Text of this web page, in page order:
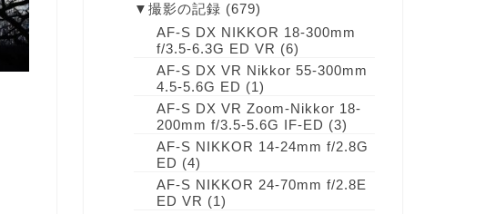
▼ 撮影の記録 (679)
AF-S DX NIKKOR 18-300mm
f/3.5-6.3G ED VR (6)
AF-S DX VR Nikkor 55-300mm
4.5-5.6G ED (1)
AF-S DX VR Zoom-Nikkor 18-
200mm f/3.5-5.6G IF-ED (3)
AF-S NIKKOR 14-24mm f/2.8G
ED (4)
AF-S NIKKOR 24-70mm f/2.8E
ED VR (1)